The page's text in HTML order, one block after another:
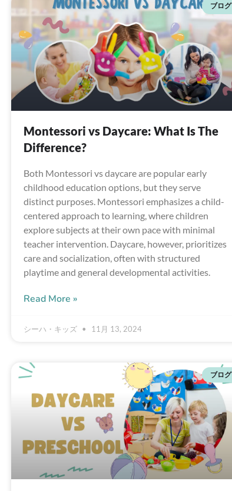
ブログ
Montessori vs Daycare: What Is The
Difference?
Both Montessori vs daycare are popular early
childhood education options, but they serve
distinct purposes. Montessori emphasizes a child-
centered approach to learning, where children
explore subjects at their own pace with minimal
teacher intervention. Daycare, however, prioritizes
care and socialization, often with structured
playtime and general developmental activities.
Read More »
シーハ・キッズ 11月 13, 2024
ブログ